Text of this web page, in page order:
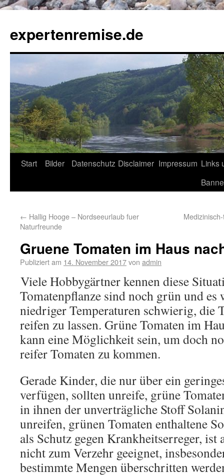
expertenremise.de
Start Bilder Datenschutz Disclaimer Impressum Links
← Hallig Hooge – Nordseeurlaub fuer
Naturfreunde
Gruene Tomaten im Haus
Publiziert am 14. November 2017von admin
Viele Hobbygärtner kennen diese
Tomatenpflanze sind noch grün und
niedriger Temperaturen schwierig, die
reifen zu lassen. Grüne Tomaten im
kann eine Möglichkeit sein, um doch
reifer Tomaten zu kommen.
Gerade Kinder, die nur über ein
verfügen, sollten unreife, grüne
in ihnen der unverträgliche Stoff
unreifen, grünen Tomaten enthaltene
als Schutz gegen Krankheitserreger, ist
nicht zum Verzehr geeignet,
bestimmte Mengen überschritten